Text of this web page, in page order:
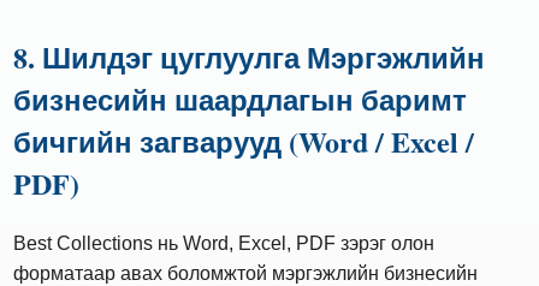
8. Шилдэг цуглуулга Мэргэжлийн
бизнесийн шаардлагын баримт
бичгийн загварууд (Word / Excel /
PDF)
Best Collections нь Word, Excel, PDF зэрэг олон
форматаар авах боломжтой мэргэжлийн бизнесийн